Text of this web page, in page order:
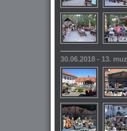
30.06.2018 - 13.